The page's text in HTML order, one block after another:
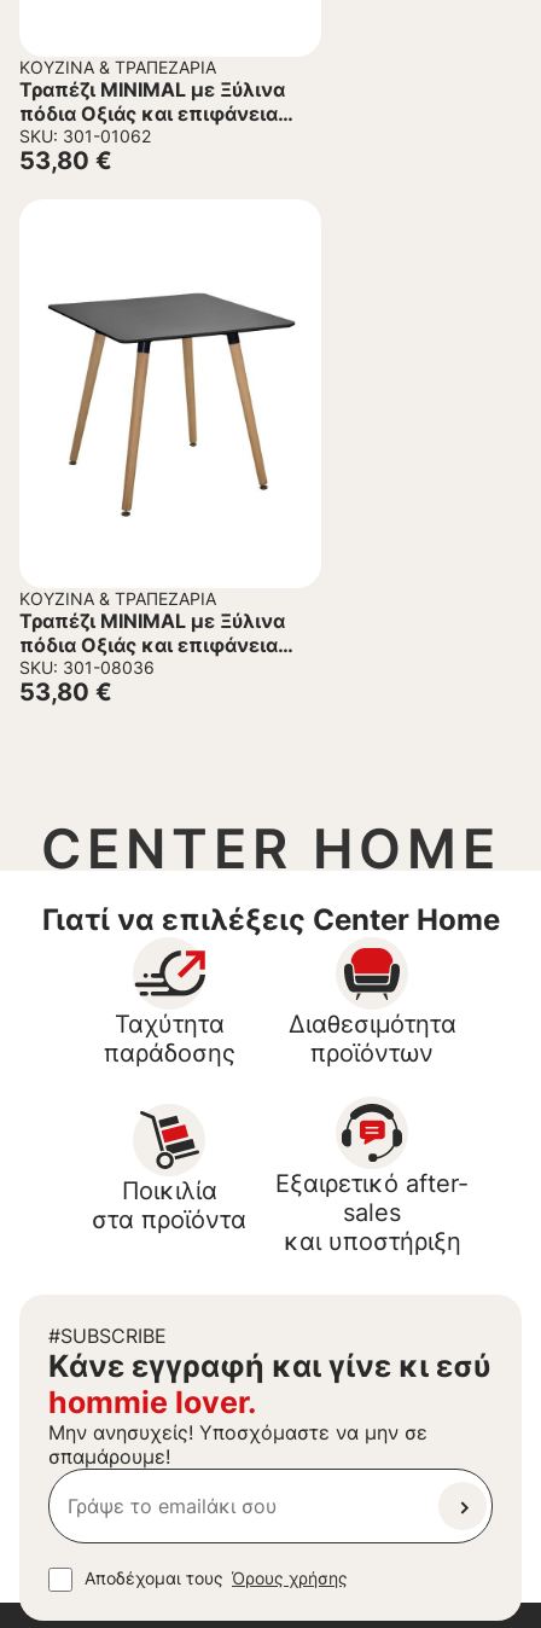
ΚΟΥΖΊΝΑ & ΤΡΑΠΕΖΑΡΊΑ
Τραπέζι MINIMAL με Ξύλινα
πόδια Οξιάς και επιφάνεια
MDF Λευκή 80x80x74 εκ.
SKU: 301-01062
53,80 €
ΚΟΥΖΊΝΑ & ΤΡΑΠΕΖΑΡΊΑ
Τραπέζι MINIMAL με Ξύλινα
πόδια Οξιάς και επιφάνεια
MDF Μαύρη 80x80x74 εκ.
SKU: 301-08036
53,80 €
CENTER HOME
Γιατί να επιλέξεις Center Home
Ταχύτητα
παράδοσης
Διαθεσιμότητα
προϊόντων
Ποικιλία
στα προϊόντα
Εξαιρετικό after-
sales
και υποστήριξη
#SUBSCRIBE
Kάνε εγγραφή και γίνε κι εσύ
hommie lover.
Μην ανησυχείς! Υποσχόμαστε να μην σε
σπαμάρουμε!
Αποδέχομαι τους Όρους χρήσης